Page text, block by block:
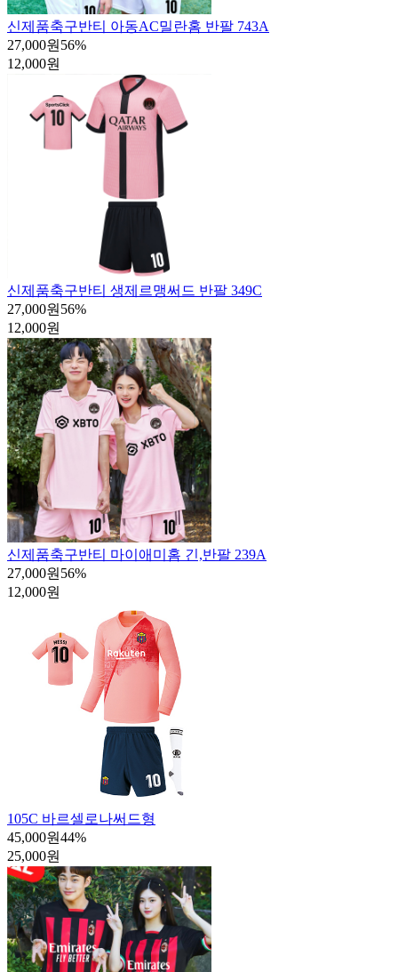
신제품축구반티 아동AC밀란홈 반팔 743A
27,000원 56%
12,000원
신제품축구반티 생제르맹써드 반팔 349C
27,000원 56%
12,000원
신제품축구반티 마이애미홈 긴,반팔 239A
27,000원 56%
12,000원
105C 바르셀로나써드형
45,000원44%
25,000원